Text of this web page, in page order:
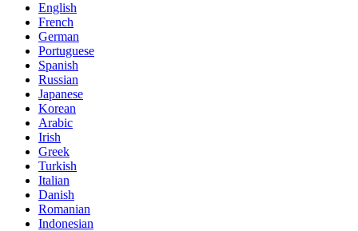
English
French
German
Portuguese
Spanish
Russian
Japanese
Korean
Arabic
Irish
Greek
Turkish
Italian
Danish
Romanian
Indonesian